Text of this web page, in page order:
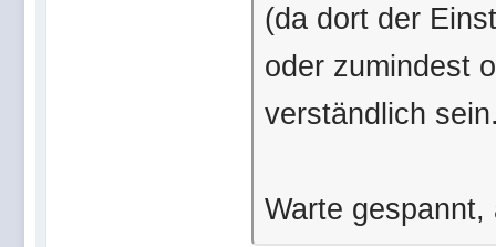
(da dort der
oder zumindest
verständlich
Warte